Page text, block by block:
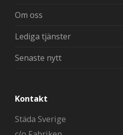
Om oss
Lediga tjänster
Senaste nytt
Kontakt
Städa Sverige